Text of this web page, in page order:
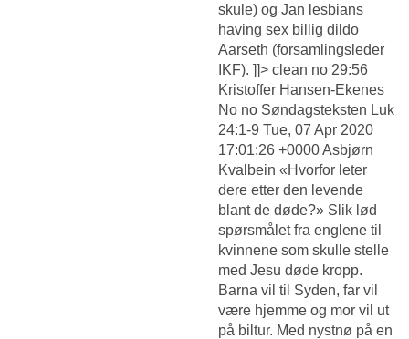
skule) og Jan lesbians
having sex billig dildo
Aarseth (forsamlingsleder
IKF). ]]> clean no 29:56
Kristoffer Hansen-Ekenes
No no Søndagsteksten Luk
24:1-9 Tue, 07 Apr 2020
17:01:26 +0000 Asbjørn
Kvalbein «Hvorfor leter
dere etter den levende
blant de døde?» Slik lød
spørsmålet fra englene til
kvinnene som skulle stelle
med Jesu døde kropp.
Barna vil til Syden, far vil
være hjemme og mor vil ut
på biltur. Med nystnø på en